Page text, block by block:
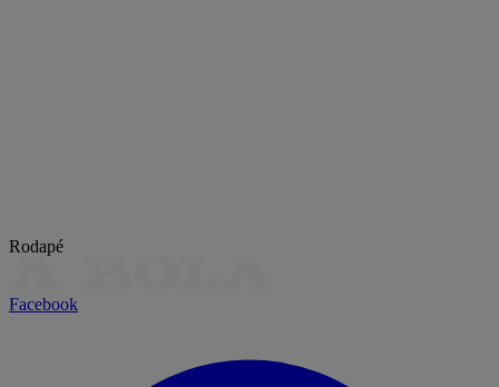
Rodapé
Facebook